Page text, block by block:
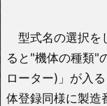
型式名の選択を
ると"機体の種類"
ローター)」が入
体登録同様に製造